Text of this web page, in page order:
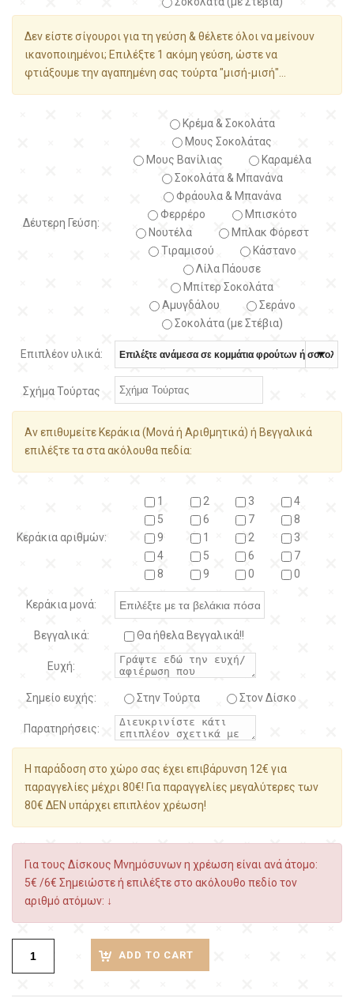
Δεν είστε σίγουροι για τη γεύση & θέλετε όλοι να μείνουν
ικανοποιημένοι; Επιλέξτε 1 ακόμη γεύση, ώστε να
φτιάξουμε την αγαπημένη σας τούρτα "μισή-μισή"...
Δέυτερη Γεύση:
Κρέμα & Σοκολάτα
Μους Σοκολάτας
Μους Βανίλιας
Καραμέλα
Σοκολάτα & Μπανάνα
Φράουλα & Μπανάνα
Φερρέρο
Μπισκότο
Νουτέλα
Μπλακ Φόρεστ
Τιραμισού
Κάστανο
Λίλα Πάουσε
Μπίτερ Σοκολάτα
Αμυγδάλου
Σεράνο
Σοκολάτα (με Στέβια)
Επιπλέον υλικά:
Σχήμα Τούρτας
Αν επιθυμείτε Κεράκια (Μονά ή Αριθμητικά) ή Βεγγαλικά
επιλέξτε τα στα ακόλουθα πεδία:
Κεράκια αριθμών:
1 2 3
4
5
6 7
8
9
1 2
3
4
5 6
7
8
9 0 0
Κεράκια μονά:
Βεγγαλικά: Θα ήθελα Βεγγαλικά!!
Ευχή:
Σημείο ευχής: Στην Τούρτα Στον Δίσκο
Παρατηρήσεις:
Η παράδοση στο χώρο σας έχει επιβάρυνση 12€ για
παραγγελίες μέχρι 80€! Για παραγγελίες μεγαλύτερες των
80€ ΔΕΝ υπάρχει επιπλέον χρέωση!
Για τους Δίσκους Μνημόσυνων η χρέωση είναι ανά άτομο:
5€ /6€ Σημειώστε ή επιλέξτε στο ακόλουθο πεδίο τον
αριθμό ατόμων: ↓
ADD TO CART